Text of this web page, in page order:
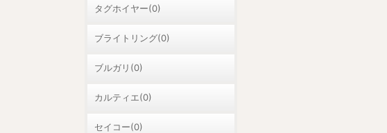
タグホイヤー(0)
ブライトリング(0)
ブルガリ(0)
カルティエ(0)
セイコー(0)